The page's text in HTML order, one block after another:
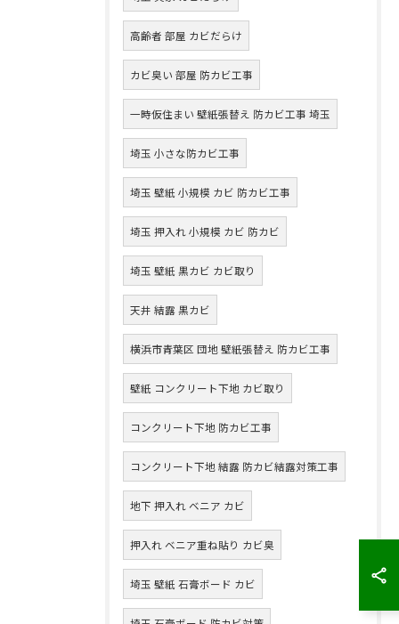
高齢者 部屋 カビだらけ
カビ臭い 部屋 防カビ工事
一時仮住まい 壁紙張替え 防カビ工事 埼玉
埼玉 小さな防カビ工事
埼玉 壁紙 小規模 カビ 防カビ工事
埼玉 押入れ 小規模 カビ 防カビ
埼玉 壁紙 黒カビ カビ取り
天井 結露 黒カビ
横浜市青葉区 団地 壁紙張替え 防カビ工事
壁紙 コンクリート下地 カビ取り
コンクリート下地 防カビ工事
コンクリート下地 結露 防カビ結露対策工事
地下 押入れ ベニア カビ
押入れ ベニア重ね貼り カビ臭
埼玉 壁紙 石膏ボード カビ